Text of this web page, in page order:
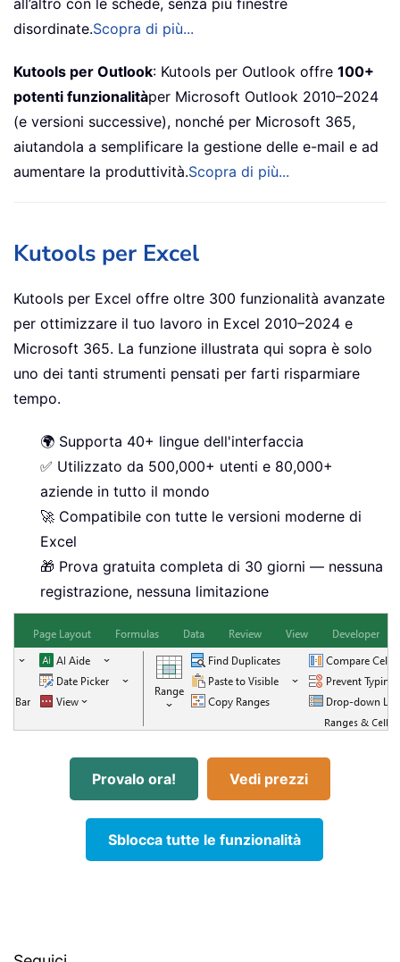
disordinate.Scopra di più...
Kutools per Outlook: Kutools per Outlook offre 100+
potenti funzionalitàper Microsoft Outlook 2010–2024
(e versioni successive), nonché per Microsoft 365,
aiutandola a semplificare la gestione delle e-mail e ad
aumentare la produttività.Scopra di più...
Kutools per Excel
Kutools per Excel offre oltre 300 funzionalità avanzate
per ottimizzare il tuo lavoro in Excel 2010–2024 e
Microsoft 365. La funzione illustrata qui sopra è solo
uno dei tanti strumenti pensati per farti risparmiare
tempo.
🌍 Supporta 40+ lingue dell'interfaccia
✅ Utilizzato da 500,000+ utenti e 80,000+
aziende in tutto il mondo
🚀 Compatibile con tutte le versioni moderne di
Excel
🎁 Prova gratuita completa di 30 giorni — nessuna
registrazione, nessuna limitazione
Provalo ora! Vedi prezzi
Sblocca tutte le funzionalità